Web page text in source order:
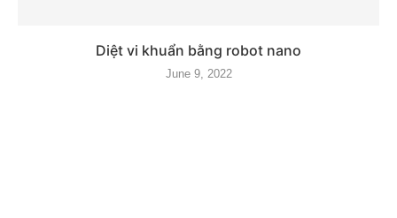
Diệt vi khuẩn bằng robot nano
June 9, 2022